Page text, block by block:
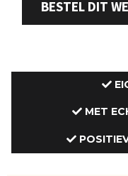
BESTEL DIT
MET